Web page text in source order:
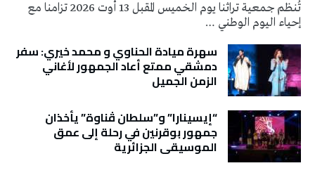
تُنظم جمعية تراثنا يوم الخميس المقبل 13 أوت 2026 تزامنا مع
إحياء اليوم الوطني …
سهرة ميادة الحناوي و محمد خيري: سفر
دمشقي ممتع أعاد الجمهور لأغاني
الزمن الجميل
“إيسينارا” و”سلطان ڤناوة” يأخذان
جمهور بوقرنين في رحلة إلى عمق
الموسيقى الجزائرية